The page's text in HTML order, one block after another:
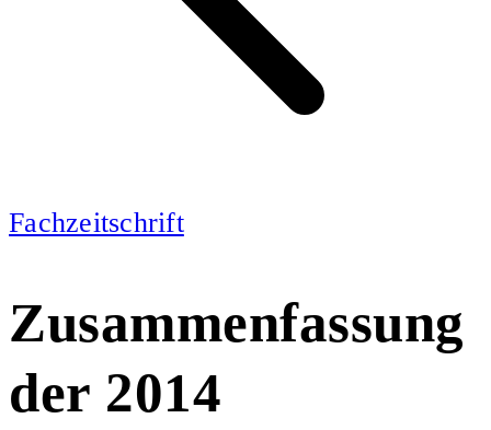
Fachzeitschrift
Zusammenfassung
der 2014